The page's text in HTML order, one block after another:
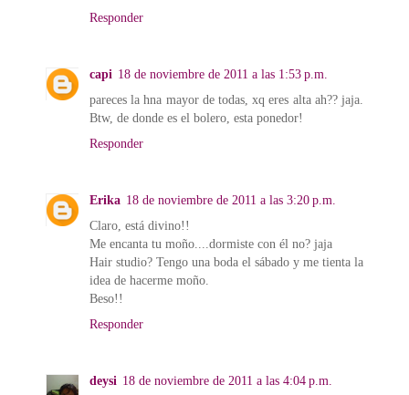
Responder
capi 18 de noviembre de 2011 a las 1:53 p.m.
pareces la hna mayor de todas, xq eres alta ah?? jaja.
Btw, de donde es el bolero, esta ponedor!
Responder
Erika 18 de noviembre de 2011 a las 3:20 p.m.
Claro, está divino!!
Me encanta tu moño....dormiste con él no? jaja
Hair studio? Tengo una boda el sábado y me tienta la
idea de hacerme moño.
Beso!!
Responder
deysi 18 de noviembre de 2011 a las 4:04 p.m.